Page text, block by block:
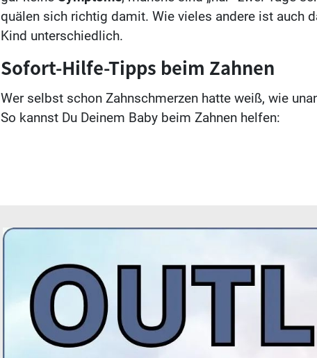
quälen sich richtig damit. Wie vieles andere ist auch
Kind unterschiedlich.
Sofort-Hilfe-Tipps beim Zahnen
Wer selbst schon Zahnschmerzen hatte weiß, wie
So kannst Du Deinem Baby beim Zahnen helfen: